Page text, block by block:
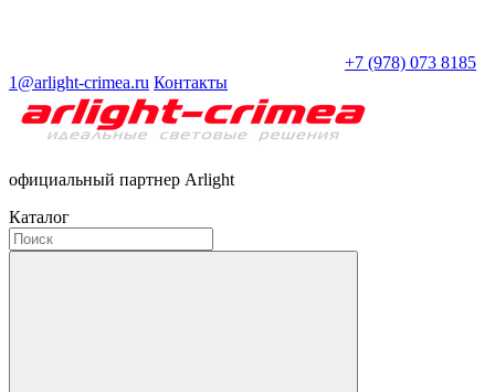
+7 (978) 073 8185
1@arlight-crimea.ru Контакты
официальный партнер Arlight
Каталог